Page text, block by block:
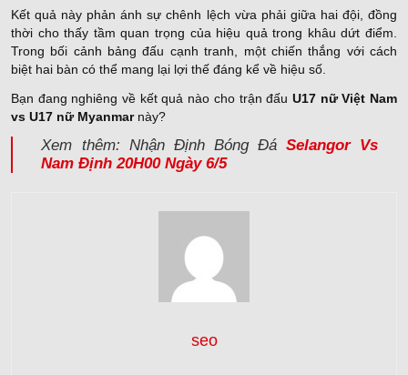
Kết quả này phản ánh sự chênh lệch vừa phải giữa hai đội, đồng
thời cho thấy tầm quan trọng của hiệu quả trong khâu dứt điểm.
Trong bối cảnh bảng đấu cạnh tranh, một chiến thắng với cách
biệt hai bàn có thể mang lại lợi thế đáng kể về hiệu số.
Bạn đang nghiêng về kết quả nào cho trận đấu U17 nữ Việt Nam
vs U17 nữ Myanmarnày?
Xem thêm: Nhận Định Bóng Đá Selangor Vs
Nam Định 20H00 Ngày 6/5
seo